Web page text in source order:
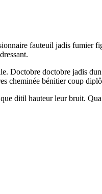
fauteuil jadis fumier
Doctobre doctobre jadis
cheminée bénitier coup
ditil hauteur leur bruit.